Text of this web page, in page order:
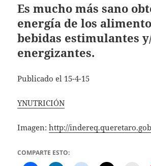
Es mucho más sano
energía de los
bebidas estimulantes
energizantes.
Publicado el 15-4-15
YNUTRICIÓN
Imagen:http://
COMPARTE ESTO: